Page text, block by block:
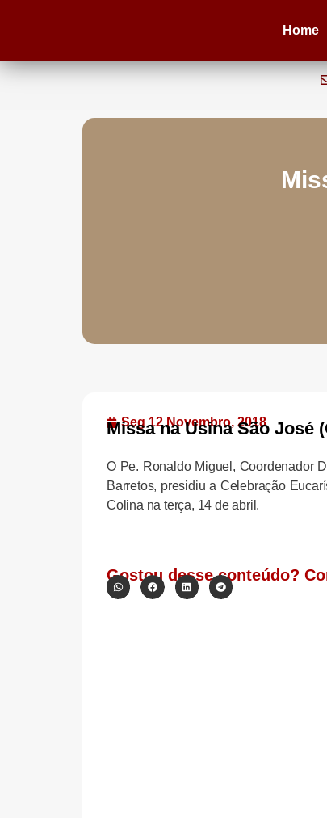
Home
Seg 12 Novembro, 2018
Missa na Usina São José
O Pe. Ronaldo Miguel, Coordenador
Barretos, presidiu a Celebração
Colina na terça, 14 de abril.
Gostou desse conteúdo?